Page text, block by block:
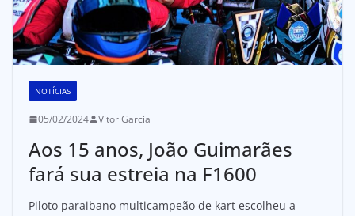
NOTÍCIAS
05/02/2024 Vitor Garcia
Aos 15 anos, João Guimarães
fará sua estreia na F1600
Piloto paraibano multicampeão de kart escolheu a